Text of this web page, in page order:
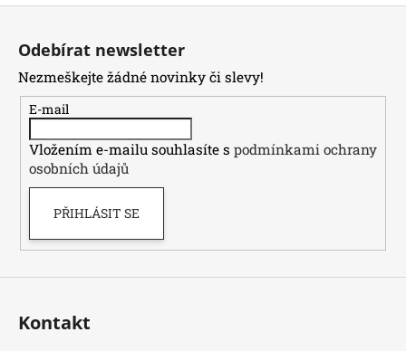
Z
Odebírat newsletter
Nezmeškejte žádné novinky či slevy!
E-mail
Vložením e-mailu souhlasíte s podmínkami ochrany
osobních údajů
PŘIHLÁSIT SE
Kontakt